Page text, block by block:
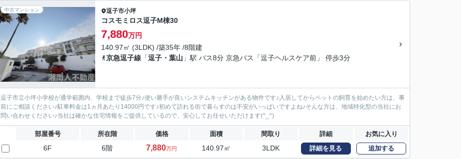
中古マンション 逗子市小坪
コスモミロス逗子M棟30
7,880万円
140.97㎡ (3LDK) /築35年 /8階建
京急逗子線 「逗子・葉山 」駅 バス8分 京急バス「逗子ヘルスケア前」 停歩3分
逗子市立小坪小学校が通学範囲内、学校まで徒歩7分♪使い勝手が良いシステムキッチンがある物件です♪入居してからペットの飼育を始めたい方は、事
前にご相談ください♪駐車料金は1ヵ月あたり14000円です♪初めて訪れる街で暮らすのは不安がいっぱいですよね♪そんな方は、地域特化型の当社にお
問い合わせください♪当社は確かな住宅情報をご提供しているので、安心してお任せいただけます(^_^)
部屋番号 所在階 価格 面積 間取り 詳細 お気に入り
6F 6階 7,880万円 140.97㎡ 3LDK 詳細を見る 追加する